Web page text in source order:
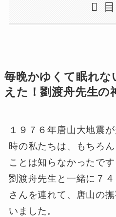
毎晩かゆくて眠れな
えた！劉渡舟先生の
１９７６年唐山大地震
時の私たちは、もちろ
ことは知らなかったで
劉渡舟先生と一緒に７
さんを連れて、唐山の
いました。